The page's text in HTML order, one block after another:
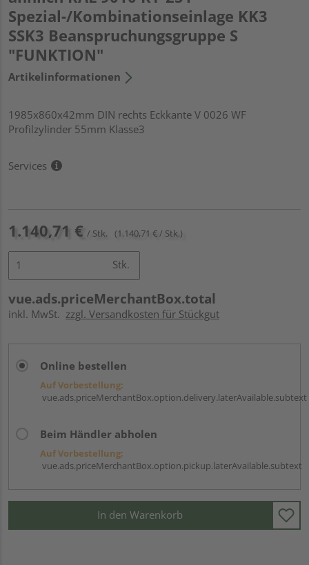
Spezial-/Kombinationseinlage KK3
SSK3 Beanspruchungsgruppe S
"FUNKTION"
Artikelinformationen
1985x860x42mm DIN rechts Eckkante V 0026 WF
Profilzylinder 55mm Klasse3
Services
1.140,71 € / Stk. (1.140,71 € / Stk.)
Stk.
vue.ads.priceMerchantBox.total
inkl. MwSt. zzgl. Versandkosten für Stückgut
Online bestellen
Auf Vorbestellung:
vue.ads.priceMerchantBox.option.delivery.laterAvailable.subtext
Beim Händler abholen
Auf Vorbestellung:
vue.ads.priceMerchantBox.option.pickup.laterAvailable.subtext
In den Warenkorb